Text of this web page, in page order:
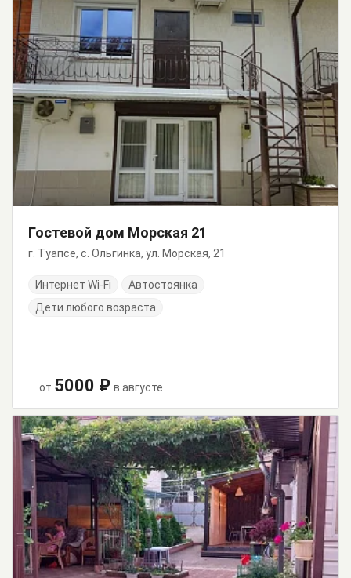
Гостевой дом Морская 21
г. Туапсе, с. Ольгинка, ул. Морская, 21
Интернет Wi-Fi
Автостоянка
Дети любого возраста
от 5000 ₽ в августе